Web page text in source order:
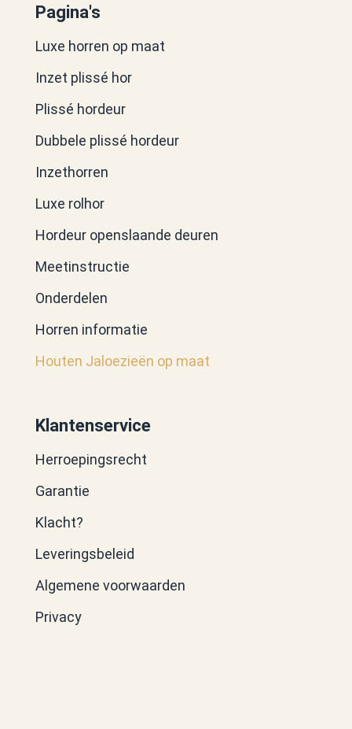
Pagina's
Luxe horren op maat
Inzet plissé hor
Plissé hordeur
Dubbele plissé hordeur
Inzethorren
Luxe rolhor
Hordeur openslaande deuren
Meetinstructie
Onderdelen
Horren informatie
Houten Jaloezieën op maat
Klantenservice
Herroepingsrecht
Garantie
Klacht?
Leveringsbeleid
Algemene voorwaarden
Privacy